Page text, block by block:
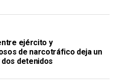
ejército y
de narcotráfico deja un
detenidos